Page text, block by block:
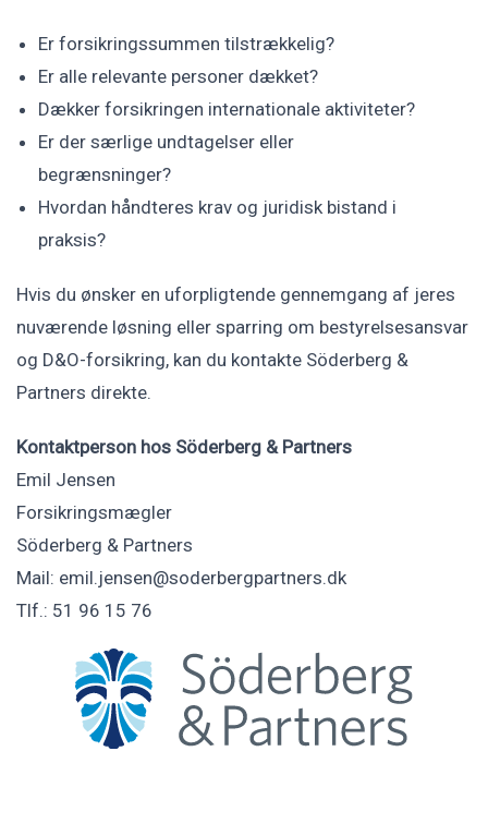
Er forsikringssummen tilstrækkelig?
Er alle relevante personer dækket?
Dækker forsikringen internationale aktiviteter?
Er der særlige undtagelser eller
begrænsninger?
Hvordan håndteres krav og juridisk bistand i
praksis?
Hvis du ønsker en uforpligtende gennemgang af jeres
nuværende løsning eller sparring om bestyrelsesansvar
og D&O-forsikring, kan du kontakte Söderberg &
Partners direkte.
Kontaktperson hos Söderberg & Partners
Emil Jensen
Forsikringsmægler
Söderberg & Partners
Mail: emil.jensen@soderbergpartners.dk
Tlf.: 51 96 15 76